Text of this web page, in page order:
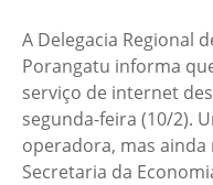
A Delegacia Regional
Porangatu informa
serviço de internet
segunda-feira (10/2).
operadora, mas
Secretaria da